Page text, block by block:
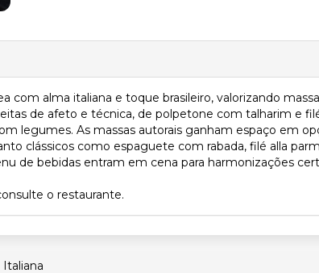
alma italiana e toque brasileiro, valorizando
de afeto e técnica, de polpetone com talharim e
legumes. As massas autorais ganham espaço em
clássicos como espaguete com rabada, filé alla
de bebidas entram em cena para harmonizações
o restaurante.